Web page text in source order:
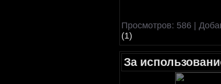
Просмотров: 586 |
(1)
За